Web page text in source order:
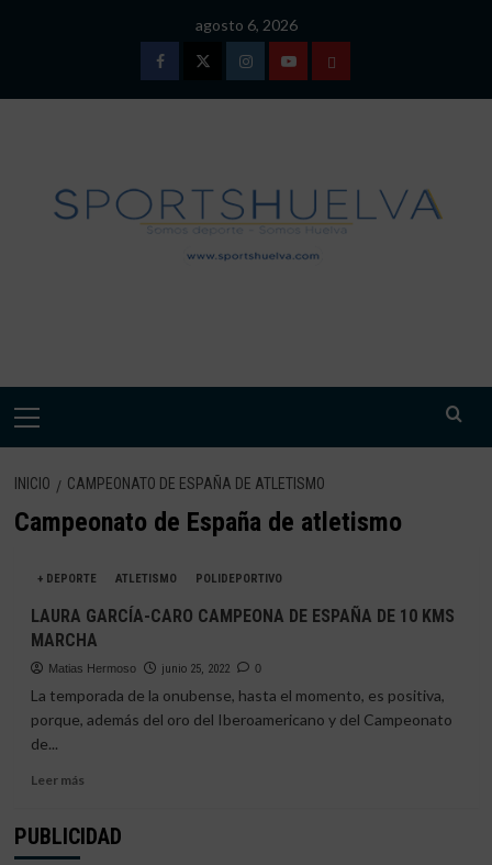
agosto 6, 2026
FacebookTwitterInstagramYoutubeTÉRMINOS
DE
USO
Menú
INICIO CAMPEONATO DE ESPAÑA DE ATLETISMO
Campeonato de España de atletismo
+ DEPORTE ATLETISMO POLIDEPORTIVO
LAURA GARCÍA-CARO CAMPEONA DE ESPAÑA DE 10 KMS
MARCHA
Matias Hermoso junio 25, 2022 0
La temporada de la onubense, hasta el momento, es positiva,
porque, además del oro del Iberoamericano y del Campeonato
de...
Leer másLeer
LAURA
PUBLICIDAD